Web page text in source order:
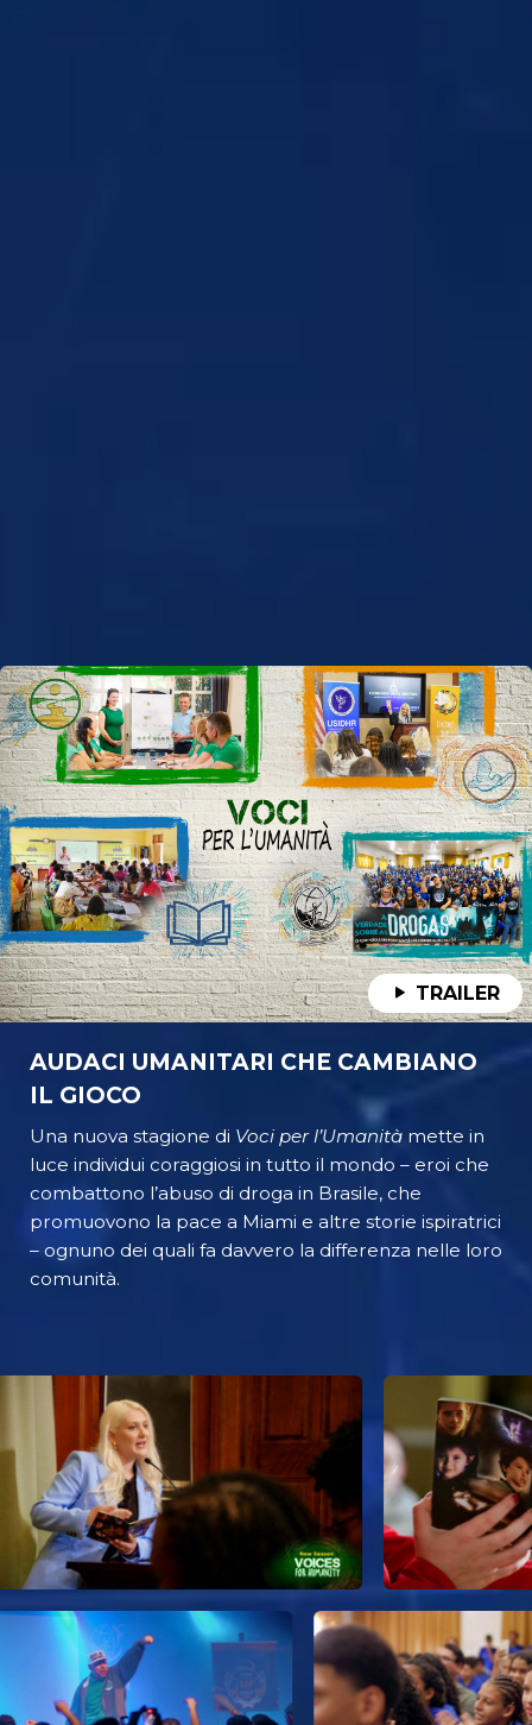
TRAILER
AUDACI UMANITARI CHE CAMBIANO
IL GIOCO
Una nuova stagione di Voci per l’Umanità mette in
luce individui coraggiosi in tutto il mondo – eroi che
combattono l’abuso di droga in Brasile, che
promuovono la pace a Miami e altre storie ispiratrici
– ognuno dei quali fa davvero la differenza nelle loro
comunità.